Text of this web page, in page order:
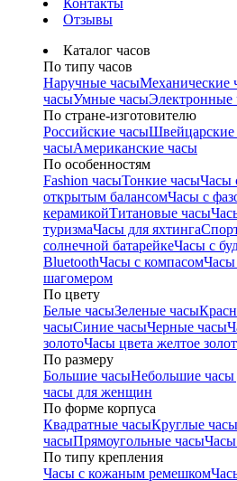
Контакты
Отзывы
Каталог часов
По типу часов
Наручные часыМеханические
часыУмные часыЭлектронные
По стране-изготовителю
Российские часыШвейцарские
часыАмериканские часы
По особенностям
Fashion часыТонкие часыЧасы
открытым балансомЧасы с
керамикойТитановые часы
туризмаЧасы для яхтинга
солнечной батарейкеЧасы с
BluetoothЧасы с компасомЧасы
шагомером
По цвету
Белые часыЗеленые часы
часыСиние часыЧерные часы
золотоЧасы цвета желтое
По размеру
Большие часыНебольшие
часы для женщин
По форме корпуса
Квадратные часыКруглые часы
часыПрямоугольные часы
По типу крепления
Часы с кожаным ремешком